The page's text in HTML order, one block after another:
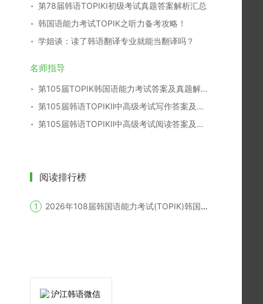
第78届韩语TOPIKⅠ初级考试真题答案解析汇总
韩国语能力考试TOPIK之听力备考攻略！
学姐谈：读了韩语翻译专业就能当翻译吗？
名师指导
第105届TOPIK韩国语能力考试答案及真题解析汇总
第105届韩语TOPIKⅡ中高级考试写作答案及真题解析
第105届韩语TOPIKⅡ中高级考试阅读答案及真题解析
阅读排行榜
2026年108届韩国语能力考试(TOPIK)韩国报名时间